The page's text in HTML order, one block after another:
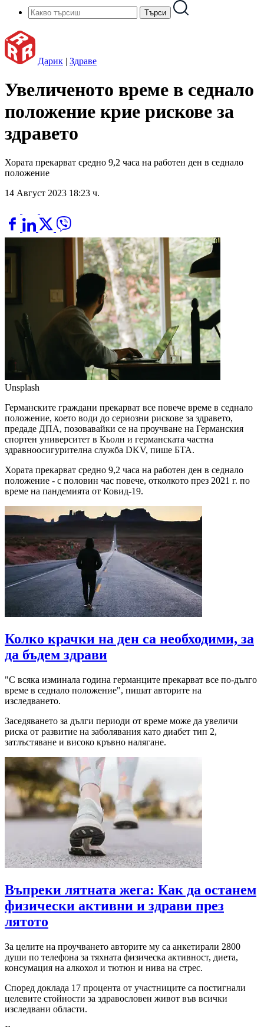
Дарик | Здраве
Увеличеното време в седнало
положение крие рискове за
здравето
Хората прекарват средно 9,2 часа на работен ден в седнало
положение
14 Август 2023 18:23 ч.
Unsplash
Германските граждани прекарват все повече време в седнало
положение, което води до сериозни рискове за здравето,
предаде ДПА, позовавайки се на проучване на Германския
спортен университет в Кьолн и германската частна
здравноосигурителна служба DKV, пише БТА.
Хората прекарват средно 9,2 часа на работен ден в седнало
положение - с половин час повече, отколкото през 2021 г. по
време на пандемията от Ковид-19.
Колко крачки на ден са необходими, за
да бъдем здрави
"С всяка изминала година германците прекарват все по-дълго
време в седнало положение", пишат авторите на
изследването.
Заседяването за дълги периоди от време може да увеличи
риска от развитие на заболявания като диабет тип 2,
затлъстяване и високо кръвно налягане.
Въпреки лятната жега: Как да останем
физически активни и здрави през
лятото
За целите на проучването авторите му са анкетирали 2800
души по телефона за тяхната физическа активност, диета,
консумация на алкохол и тютюн и нива на стрес.
Според доклада 17 процента от участниците са постигнали
целевите стойности за здравословен живот във всички
изследвани области.